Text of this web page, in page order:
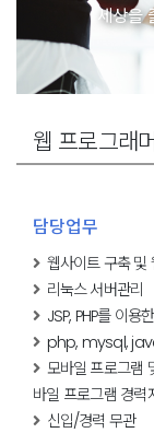
세상을
웹 프로그래
담당업무
웹사이트 구축 및
리눅스 서버관리
JSP, PHP를 이용
php, mysql,
모바일 프로그램
바일 프로그램 경력
신입/경력 무관